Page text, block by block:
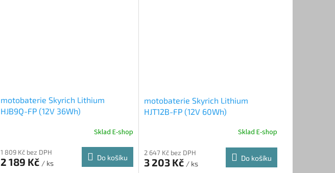
motobaterie Skyrich Lithium
HJB9Q-FP (12V 36Wh)
Sklad E-shop
1 809 Kč bez DPH
2 189 Kč / ks
Do košíku
motobaterie Skyrich Lithium
HJT12B-FP (12V 60Wh)
Sklad E-shop
2 647 Kč bez DPH
3 203 Kč / ks
Do košíku